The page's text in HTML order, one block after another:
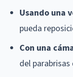
Usando una
pueda
Con una
del parabrisas